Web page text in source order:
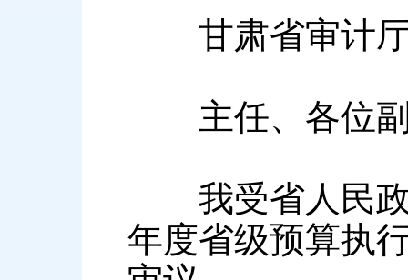
甘肃省审计厅
主任、各位副
我受省人民政
年度省级预算执